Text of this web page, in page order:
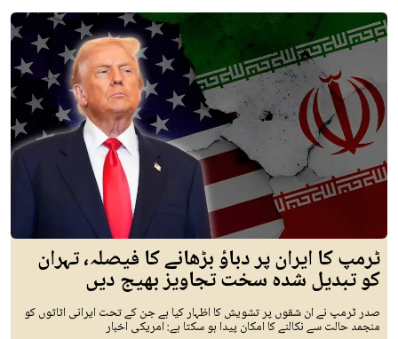
ٹرمپ کا ایران پر دباؤ بڑھانے کا فیصلہ، تہران
کو تبدیل شدہ سخت تجاویز بھیج دیں
صدر ٹرمپ نے ان شقوں پر تشویش کا اظہار کیا ہے جن کے تحت ایرانی اثاثوں کو
منجمد حالت سے نکالنے کا امکان پیدا ہو سکتا ہے: امریکی اخبار